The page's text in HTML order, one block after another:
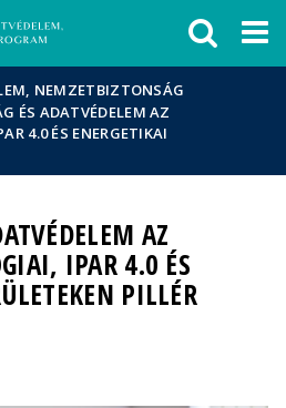
Hírek
a
NEMZETBIZTONSÁG
ÉS ADATVÉDELEM AZ
4.0 ÉS ENERGETIKAI
AZ
IPAR 4.0 ÉS
PILLÉR